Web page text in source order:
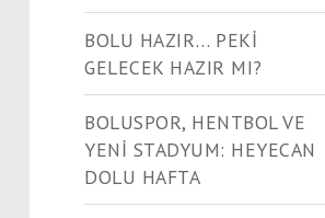
BOLU HAZIR… PEKİ
GELECEK HAZIR MI?
BOLUSPOR, HENTBOL VE
YENİ STADYUM: HEYECAN
DOLU HAFTA